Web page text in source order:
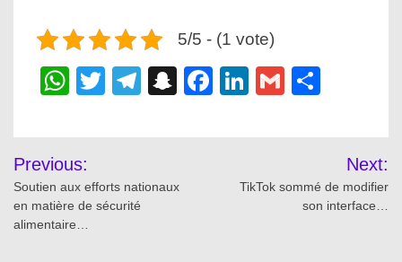
5/5 - (1 vote)
WhatsApp
TwitterTelegram
Snapchat
Facebook
LinkedIn
Gmail
Post
navigation
Previous:
Soutien aux efforts nationaux
en matière de sécurité
alimentaire…
Next:
TikTok sommé de modifier
son interface…